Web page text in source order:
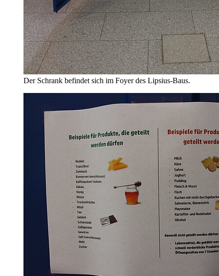
Der Schrank befindet sich im Foyer des Lipsius-Baus.